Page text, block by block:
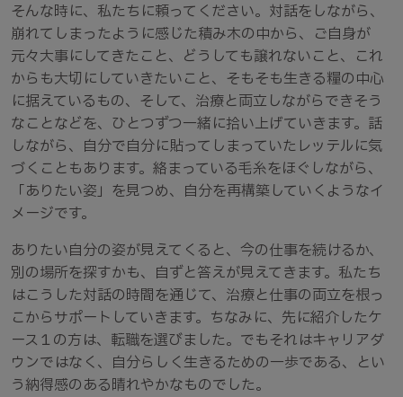
そんな時に、私たちに頼ってください。対話をしながら、
崩れてしまったように感じた積み木の中から、ご自身が
元々大事にしてきたこと、どうしても譲れないこと、これ
からも大切にしていきたいこと、そもそも生きる糧の中心
に据えているもの、そして、治療と両立しながらできそう
なことなどを、ひとつずつ一緒に拾い上げていきます。話
しながら、自分で自分に貼ってしまっていたレッテルに気
づくこともあります。絡まっている毛糸をほぐしながら、
「ありたい姿」を見つめ、自分を再構築していくようなイ
メージです。
ありたい自分の姿が見えてくると、今の仕事を続けるか、
別の場所を探すかも、自ずと答えが見えてきます。私たち
はこうした対話の時間を通じて、治療と仕事の両立を根っ
こからサポートしていきます。ちなみに、先に紹介したケ
ース１の方は、転職を選びました。でもそれはキャリアダ
ウンではなく、自分らしく生きるための一歩である、とい
う納得感のある晴れやかなものでした。